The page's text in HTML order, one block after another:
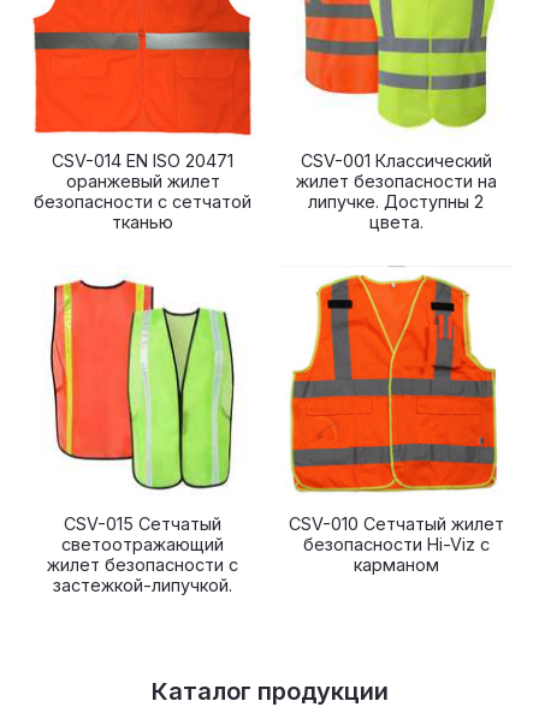
CSV-014 EN ISO 20471
оранжевый жилет
безопасности с сетчатой
​​тканью
CSV-001 Классический
жилет безопасности на
липучке. Доступны 2
цвета.
CSV-015 Сетчатый
светоотражающий
жилет безопасности с
застежкой-липучкой.
CSV-010 Сетчатый жилет
безопасности Hi-Viz с
карманом
Каталог продукции